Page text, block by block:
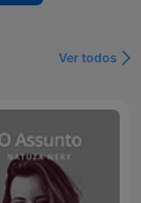
Ver todos